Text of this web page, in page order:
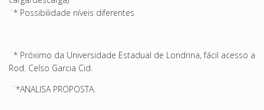
¨* Possibilidade níveis diferentes
¨* Próximo da Universidade Estadual de Londrina, fácil acesso a
Rod. Celso Garcia Cid.
¨*ANALISA PROPOSTA.